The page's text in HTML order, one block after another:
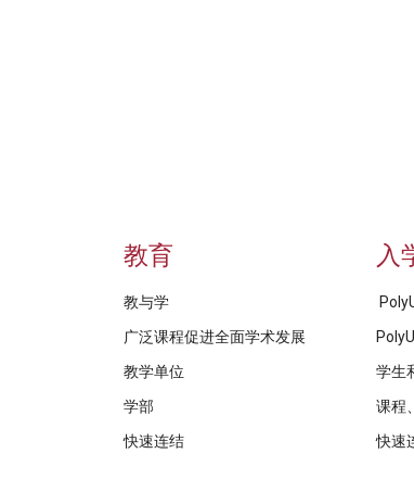
教育
教与学
广泛课程促进全面学术发展
教学单位
学部
快速连结
入
学生
课程
快速